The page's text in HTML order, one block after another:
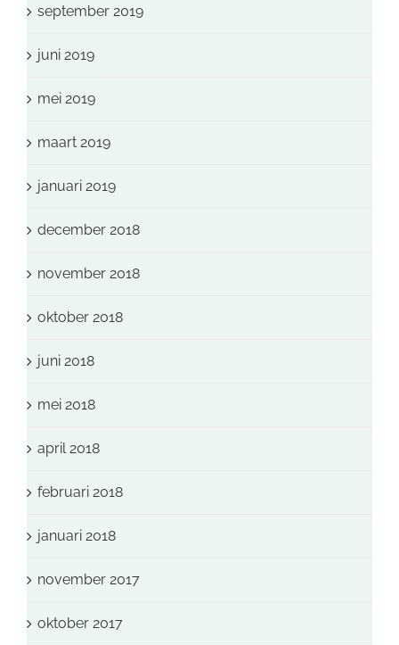
september 2019
juni 2019
mei 2019
maart 2019
januari 2019
december 2018
november 2018
oktober 2018
juni 2018
mei 2018
april 2018
februari 2018
januari 2018
november 2017
oktober 2017